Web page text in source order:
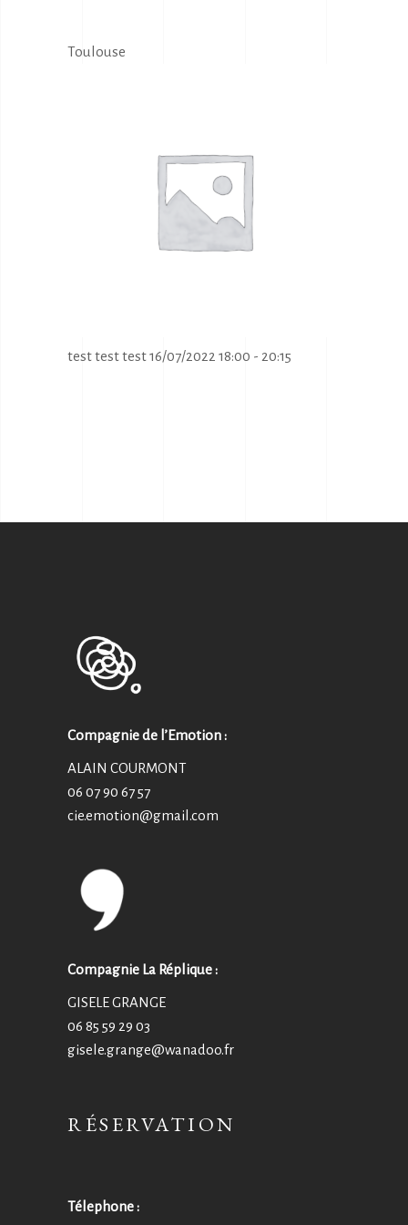
Toulouse
test test test 16/07/2022 18:00 - 20:15
Compagnie de l’Emotion :
ALAIN COURMONT
06 07 90 67 57
cie.emotion@gmail.com
Compagnie La Réplique :
GISELE GRANGE
06 85 59 29 03
gisele.grange@wanadoo.fr
RÉSERVATION
Télephone :